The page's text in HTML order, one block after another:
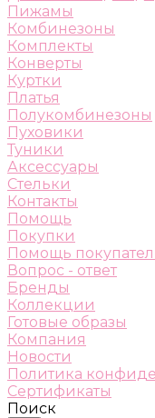
Пижамы
Комбинезоны
Комплекты
Конверты
Куртки
Платья
Полукомбинезоны
Пуховики
Туники
Аксессуары
Стельки
Контакты
Помощь
Покупки
Помощь
Вопрос - ответ
Бренды
Коллекции
Готовые образы
Компания
Новости
Политика
Сертификаты
Поиск